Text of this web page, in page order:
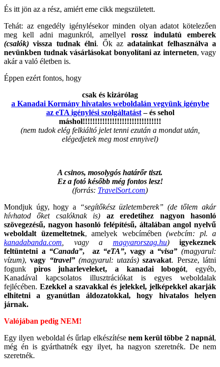
És itt jön az a rész, amiért eme cikk megszületett.
Tehát: az engedély igénylésekor minden olyan adatot kötelezően
meg kell adni magunkról, amellyelrossz indulatú emberek
(csalók) vissza tudnak élni. Ők azadatainkat felhasználva a
nevünkben tudnak vásárlásokat bonyolítani az interneten, vagy
akár a való életben is.
Éppen ezért fontos, hogy
csak és kizárólag
a Kanadai Kormány hivatalos weboldalán vegyünk igénybe
az eTA igénylési szolgáltatást– és sehol
máshol!!!!!!!!!!!!!!!!!!!!!!!!!!!!!!!!
(nem tudok elég felkiáltó jelet tenni ezután a mondat után,
elégedjetek meg most ennyivel)
A csinos, mosolygós határőr tiszt.
Ez a fotó később még fontos lesz!
(forrás: TravelSort.com)
Mondjuk úgy, hogy a
“segítőkész üzletemberek” (de tőlem akár
hívhatod őket csalóknak is)
az eredetihez nagyon hasonló
szövegezésű, nagyon hasonló felépítésű, általában angol nyelvű
weboldalt üzemeltetnek, amelyek webcímében (webcím: pl. a
kanadabanda.com , vagy a magyarorszag.hu)
igyekeznek
feltüntetni a “Canada”, az “eTA”, vagy a “visa” (magyarul:
vízum),vagy “travel” (magyarul: utazás) szavakat. Persze, látni
fogunk piros juharleveleket, a kanadai lobogót, egyéb,
Kanadával kapcsolatos illusztrációkat is egyes weboldalak
fejlécében. Ezekkel a szavakkal és jelekkel, jelképekkel akarják
elhitetni a gyanútlan áldozatokkal, hogy hivatalos helyen
járnak.
Valójában pedig NEM!
Egy ilyen weboldal és űrlap elkészítése nem kerül többe 2 napnál,
még én is gyárthatnék egy ilyet, ha nagyon szeretnék. De nem
szeretnék.